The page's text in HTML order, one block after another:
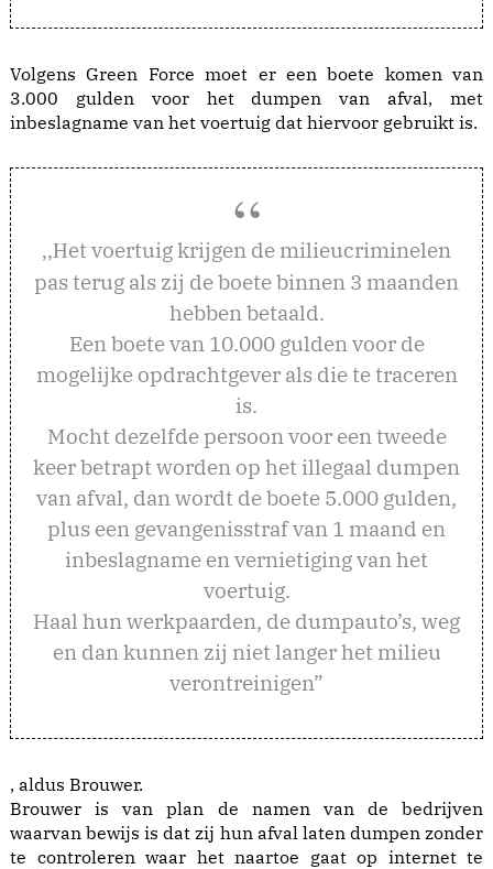
Volgens Green Force moet er een boete komen van
3.000 gulden voor het dumpen van afval, met
inbeslagname van het voertuig dat hiervoor gebruikt is.
,,Het voertuig krijgen de milieucriminelen
pas terug als zij de boete binnen 3 maanden
hebben betaald.
Een boete van 10.000 gulden voor de
mogelijke opdrachtgever als die te traceren
is.
Mocht dezelfde persoon voor een tweede
keer betrapt worden op het illegaal dumpen
van afval, dan wordt de boete 5.000 gulden,
plus een gevangenisstraf van 1 maand en
inbeslagname en vernietiging van het
voertuig.
Haal hun werkpaarden, de dumpauto’s, weg
en dan kunnen zij niet langer het milieu
verontreinigen”
, aldus Brouwer.
Brouwer is van plan de namen van de bedrijven
waarvan bewijs is dat zij hun afval laten dumpen zonder
te controleren waar het naartoe gaat op internet te